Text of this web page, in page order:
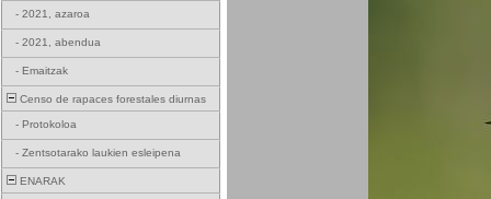
- 2021, azaroa
- 2021, abendua
- Emaitzak
Censo de rapaces forestales diurnas
- Protokoloa
- Zentsotarako laukien esleipena
ENARAK